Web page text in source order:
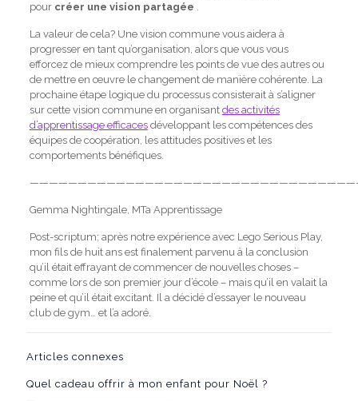
pour créer une vision partagée .
La valeur de cela? Une vision commune vous aidera à
progresser en tant qu’organisation, alors que vous vous
efforcez de mieux comprendre les points de vue des autres ou
de mettre en œuvre le changement de manière cohérente. La
prochaine étape logique du processus consisterait à s’aligner
sur cette vision commune en organisant des activités
d’apprentissage efficacesdéveloppant les compétences des
équipes de coopération, les attitudes positives et les
comportements bénéfiques.
Gemma Nightingale, MTa Apprentissage
Post-scriptum: après notre expérience avec Lego Serious Play,
mon fils de huit ans est finalement parvenu à la conclusion
qu’il était effrayant de commencer de nouvelles choses –
comme lors de son premier jour d’école – mais qu’il en valait la
peine et qu’il était excitant. Il a décidé d’essayer le nouveau
club de gym… et l’a adoré.
Articles connexes
Quel cadeau offrir à mon enfant pour Noël ?